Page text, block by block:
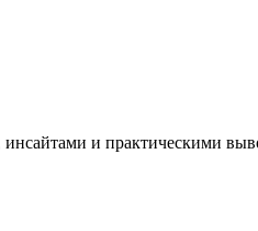
и практическими